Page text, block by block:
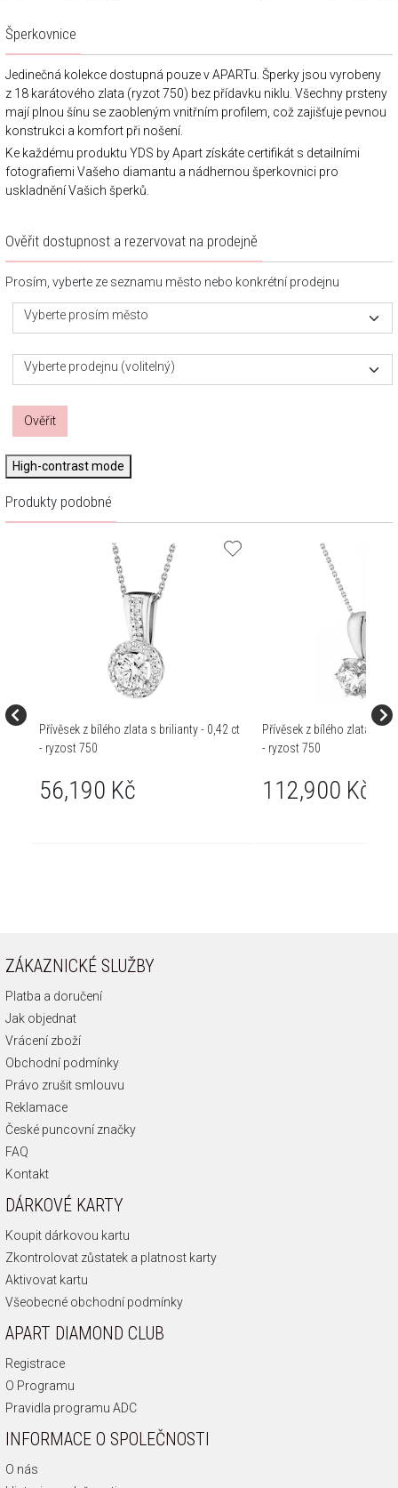
Šperkovnice
Jedinečná kolekce dostupná pouze v APARTu. Šperky jsou vyrobeny
z 18 karátového zlata (ryzot 750) bez přídavku niklu. Všechny prsteny
mají plnou šínu se zaobleným vnitřním profilem, což zajišťuje pevnou
konstrukci a komfort při nošení.
Ke každému produktu YDS by Apart získáte certifikát s detailními
fotografiemi Vašeho diamantu a nádhernou šperkovnici pro
uskladnění Vašich šperků.
Ověřit dostupnost a rezervovat na prodejně
Prosím, vyberte ze seznamu město nebo konkrétní prodejnu
Vyberte prosím město
Vyberte prodejnu (volitelný)
Ověřit
High-contrast mode
Produkty podobné
Přívěsek z bílého zlata s brilianty - 0,42 ct
- ryzost 750
56,190 Kč
Přívěsek z bílého zlata s
- ryzost 750
112,900 Kč
ZÁKAZNICKÉ SLUŽBY
Platba a doručení
Jak objednat
Vrácení zboží
Obchodní podmínky
Právo zrušit smlouvu
Reklamace
České puncovní značky
FAQ
Kontakt
DÁRKOVÉ KARTY
Koupit dárkovou kartu
Zkontrolovat zůstatek a platnost karty
Aktivovat kartu
Všeobecné obchodní podmínky
APART DIAMOND CLUB
Registrace
O Programu
Pravidla programu ADC
INFORMACE O SPOLEČNOSTI
O nás